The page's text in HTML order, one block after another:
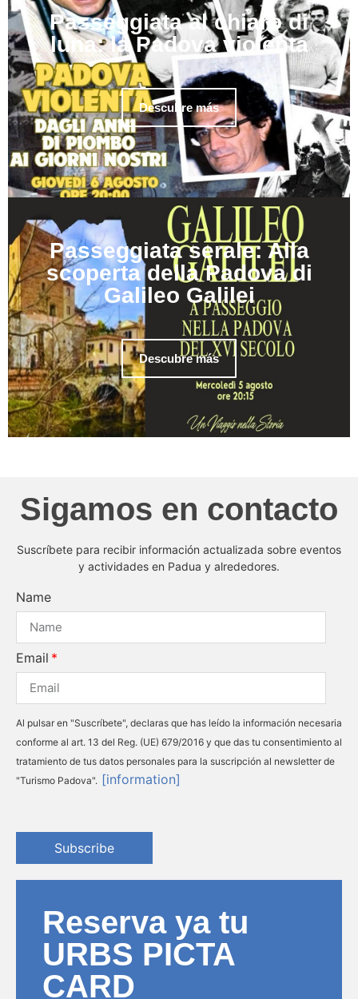
Passeggiata al chiaro di
luna: la Padova violenta
Descubre más
Passeggiata serale: Alla
scoperta della Padova di
Galileo Galilei
Descubre más
Sigamos en contacto
Suscríbete para recibir información actualizada sobre eventos
y actividades en Padua y alrededores.
Name
Email
Al pulsar en "Suscríbete", declaras que has leído la información necesaria
conforme al art. 13 del Reg. (UE) 679/2016 y que das tu consentimiento al
tratamiento de tus datos personales para la suscripción al newsletter de
"Turismo Padova". [information]
Subscribe
Reserva ya tu
URBS PICTA
CARD